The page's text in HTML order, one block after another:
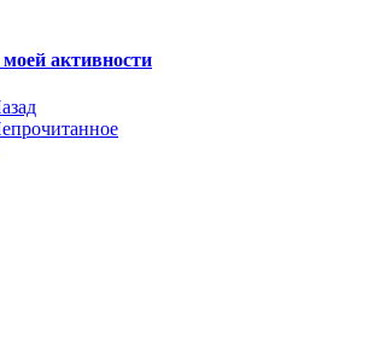
активности